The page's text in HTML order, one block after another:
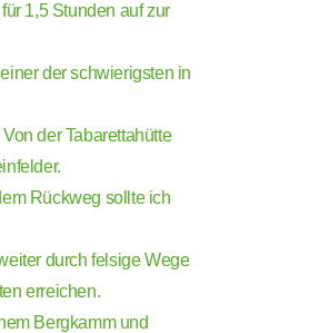
1,5 Stunden auf zur
der schwierigsten in
der Tabarettahütte
Rückweg sollte ich
durch felsige Wege
erreichen.
Bergkamm und